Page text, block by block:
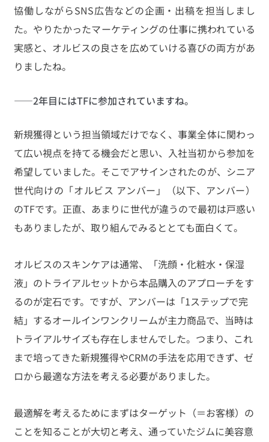
協働しながらSNS広告などの企画・出稿を担当しまし
た。やりたかったマーケティングの仕事に携われている
実感と、オルビスの良さを広めていける喜びの両方があ
りましたね。
――2年目にはTFに参加されていますね。
新規獲得という担当領域だけでなく、事業全体に関わっ
て広い視点を持てる機会だと思い、入社当初から参加を
希望していました。そこでアサインされたのが、シニア
世代向けの「オルビス アンバー」（以下、アンバー）
のTFです。正直、あまりに世代が違うので最初は戸惑い
もありましたが、取り組んでみるととても面白くて。
オルビスのスキンケアは通常、「洗顔・化粧水・保湿
液」のトライアルセットから本品購入のアプローチをす
るのが定石です。ですが、アンバーは「1ステップで完
結」するオールインワンクリームが主力商品で、当時は
トライアルサイズも存在しませんでした。つまり、これ
まで培ってきた新規獲得やCRMの手法を応用できず、ゼ
ロから最適な方法を考える必要がありました。
最適解を考えるためにまずはターゲット（＝お客様）の
ことを知ることが大切と考え、通っていたジムに美容意